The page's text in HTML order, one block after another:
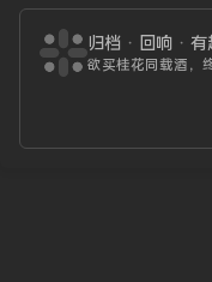
上映时间：
2025-02-27
★★★★★ 4.5
作者：爱潜水的
归档 · 回响 · 有
欲买桂花同载酒，